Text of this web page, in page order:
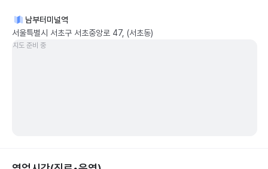
남부터미널역
서울특별시 서초구 서초중앙로 47, (서초동)
지도 준비 중